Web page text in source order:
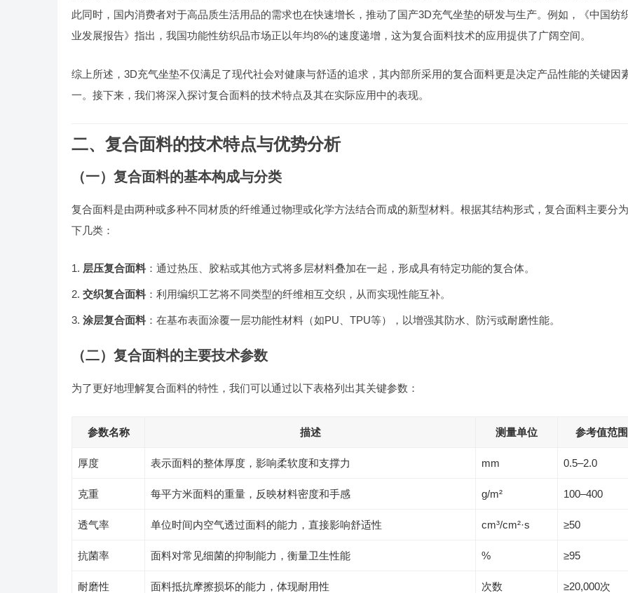
此同时，国内消费者对于高品质生活用品的需求也在快速增长，推动了国产3D充气坐垫的研发与生产。例如，《中国纺
业发展报告》指出，我国功能性纺织品市场正以年均8%的速度递增，这为复合面料技术的应用提供了广阔空间。
综上所述，3D充气坐垫不仅满足了现代社会对健康与舒适的追求，其内部所采用的复合面料更是决定产品性能的关键因
一。接下来，我们将深入探讨复合面料的技术特点及其在实际应用中的表现。
二、复合面料的技术特点与优势分析
（一）复合面料的基本构成与分类
复合面料是由两种或多种不同材质的纤维通过物理或化学方法结合而成的新型材料。根据其结构形式，复合面料主要分
下几类：
层压复合面料 ：通过热压、胶粘或其他方式将多层材料叠加在一起，形成具有特定功能的复合体。
交织复合面料 ：利用编织工艺将不同类型的纤维相互交织，从而实现性能互补。
涂层复合面料 ：在基布表面涂覆一层功能性材料（如PU、TPU等），以增强其防水、防污或耐磨性能。
（二）复合面料的主要技术参数
为了更好地理解复合面料的特性，我们可以通过以下表格列出其关键参数：
参数名称 描述 测量单位 参考值范围
厚度 表示面料的整体厚度，影响柔软度和支撑力 mm 0.5–2.0
克重 每平方米面料的重量，反映材料密度和手感 g/m² 100–400
透气率 单位时间内空气透过面料的能力，直接影响舒适性 cm³/cm²·s ≥50
抗菌率 面料对常见细菌的抑制能力，衡量卫生性能 % ≥95
耐磨性 面料抵抗摩擦损坏的能力，体现耐用性 次数 ≥20,000次